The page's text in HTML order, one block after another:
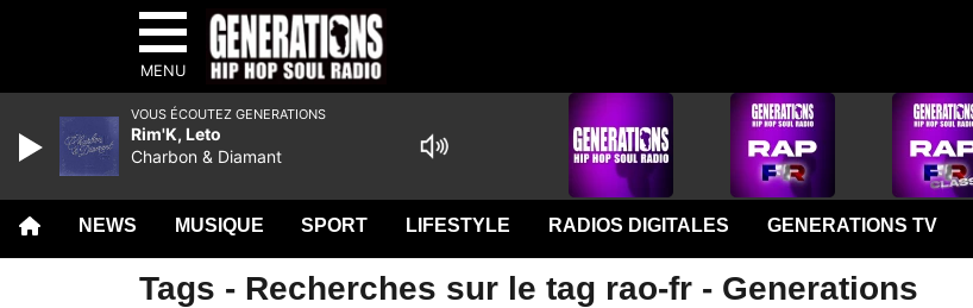
MENU
NEWS MUSIQUE SPORT LIFESTYLE RADIOS DIGITALES GENERATIONS TV
Tags - Recherches sur le tag rao-fr - Generations
VOUS ÉCOUTEZ GENERATIONS
Rim'K, Leto
Charbon & Diamant